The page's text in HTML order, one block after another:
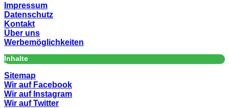
Impressum
Datenschutz
Kontakt
Über uns
Werbemöglichkeiten
Inhalte
Sitemap
Wir auf Facebook
Wir auf Instagram
Wir auf Twitter